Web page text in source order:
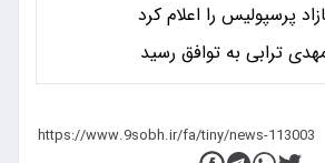
پرسپولیس را اعلام کرد
ترابی به توافق رسید